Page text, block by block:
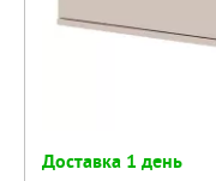
Доставка 1 день